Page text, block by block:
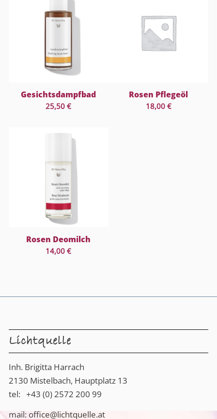
Gesichtsdampfbad
25,50€
Rosen Pflegeöl
18,00 €
Rosen Deomilch
14,00€
Lichtquelle
Inh. Brigitta Harrach
2130 Mistelbach, Hauptplatz 13
tel: +43 (0) 2572 200 99
mail: office@lichtquelle.at